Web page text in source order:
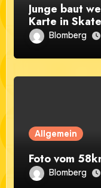
Junge baut
Karte in
Blomberg
Allgemein
Foto vom
Blomberg